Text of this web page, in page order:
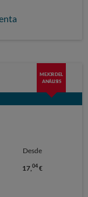
MEJOR DEL
ANÁLISIS
Desde
17, 04€